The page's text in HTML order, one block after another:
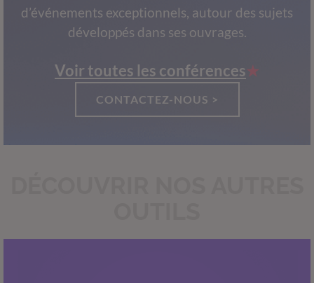
d’événements exceptionnels, autour des sujets
développés dans ses ouvrages.
Voir toutes les conférences
CONTACTEZ-NOUS >